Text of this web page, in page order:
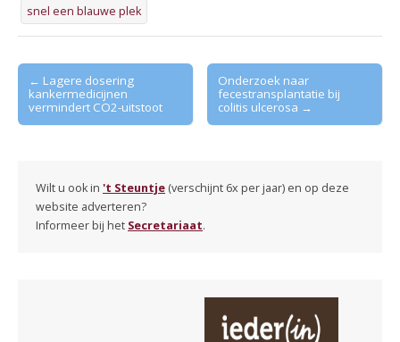
snel een blauwe plek
Post
navigation
← Lagere dosering
kankermedicijnen
vermindert CO2-uitstoot
Onderzoek naar
fecestransplantatie bij
colitis ulcerosa →
Wilt u ook in 't Steuntje (verschijnt 6x per jaar) en op deze
website adverteren?
Informeer bij het Secretariaat.